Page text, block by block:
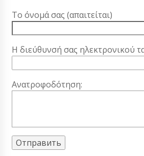
Το όνομά σας (απαιτείται)
Η διεύθυνσή σας ηλεκτρονικού
Ανατροφοδότηση: